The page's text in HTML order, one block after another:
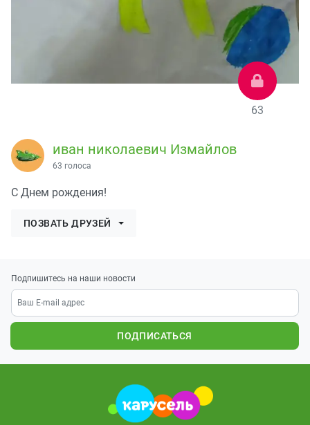
63
иван николаевич Измайлов
63 голоса
С Днем рождения!
ПОЗВАТЬ ДРУЗЕЙ
Подпишитесь на наши новости
ПОДПИСАТЬСЯ